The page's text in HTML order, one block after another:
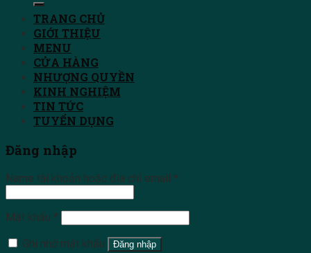
TRANG CHỦ
GIỚI THIỆU
MENU
CỬA HÀNG
NHƯỢNG QUYỀN
KINH NGHIỆM
TIN TỨC
TUYỂN DỤNG
Đăng nhập
Name tài khoản hoặc địa chỉ email *
Mật khẩu *
Ghi nhớ mật khẩu
Đăng nhập